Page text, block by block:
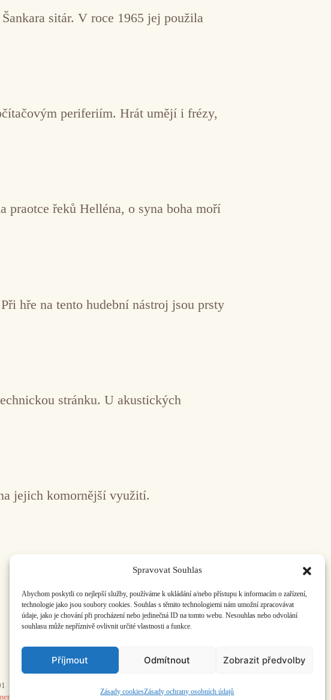
Spravovat Souhlas
Abychom poskytli co nejlepší služby, používáme k ukládání a/nebo přístupu k informacím o zařízení,
technologie jako jsou soubory cookies. Souhlas s těmito technologiemi nám umožní zpracovávat
údaje, jako je chování při procházení nebo jedinečná ID na tomto webu. Nesouhlas nebo odvolání
souhlasu může nepříznivě ovlivnit určité vlastnosti a funkce.
Příjmout Odmítnout Zobrazit předvolby
Zásady cookiesZásady ochrany osobních údajů
sitár. V roce 1965 jej použila
periferiím. Hrát umějí i frézy,
praotce řeků Helléna, o syna boha moří
hře na tento hudební nástroj jsou prsty
stránku. U akustických
jejich komornější využití.
| Kontaktujte nás: